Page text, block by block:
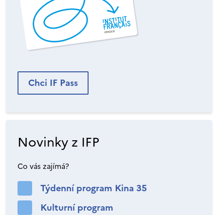
Chci IF Pass
Novinky z IFP
Co vás zajímá?
Týdenní program Kina 35
Kulturní program